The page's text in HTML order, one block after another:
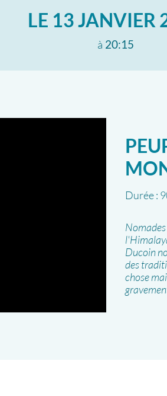
LE 13 JANVIER
à 20:15
Durée :
Ducoin
des
chose